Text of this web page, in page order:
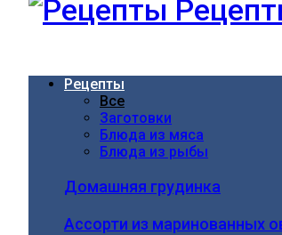
Рецепты
Все
Заготовки
Блюда из мяса
Блюда из рыбы
Домашняя грудинка
Ассорти из маринованных